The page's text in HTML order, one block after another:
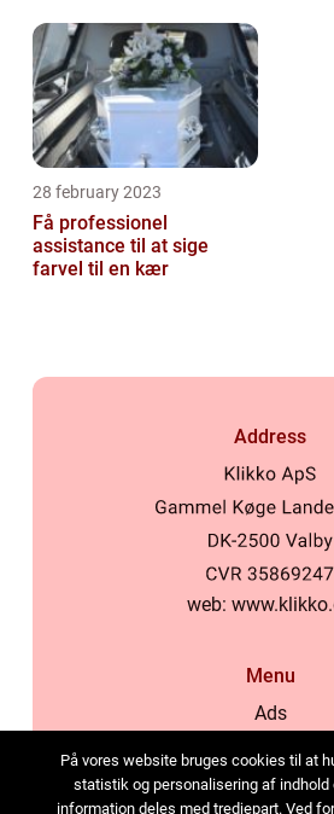
28 february 2023
Få professionel
assistance til at sige
farvel til en kær
Address
web:
Menu
Ads
Cookies
På vores website bruges cookies til at
statistik og personalisering af indhold
information deles med tredjepart. Ved